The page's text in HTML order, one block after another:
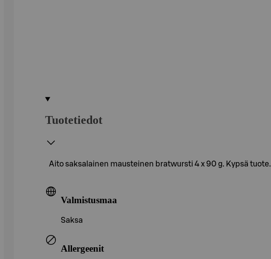
Tuotetiedot
Aito saksalainen mausteinen bratwursti 4 x 90 g. Kypsä tuote.
Valmistusmaa
Saksa
Allergeenit